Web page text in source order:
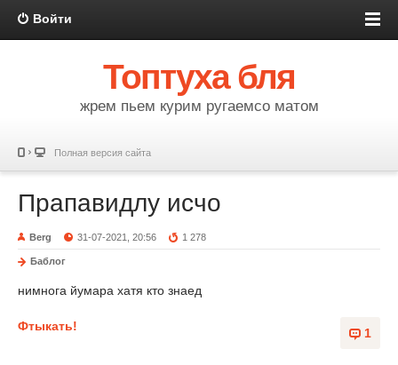
Войти
Топтуха бля
жрем пьем курим ругаемсо матом
Полная версия сайта
Прапавидлу исчо
Berg 31-07-2021, 20:56 1 278
Баблог
нимнога йумара хатя кто знаед
1
Фтыкать!